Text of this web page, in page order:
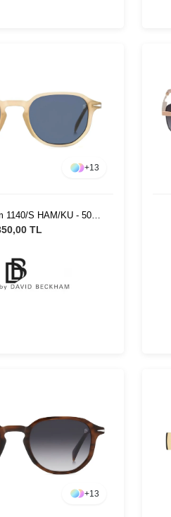
+13
1140/S HAM/KU - 50
Gözlüğü
TL
+13